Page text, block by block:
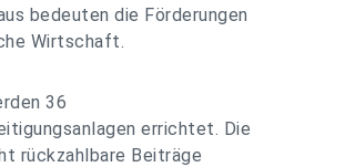
bedeuten die Förderungen
Wirtschaft.
36
errichtet. Die
rückzahlbare Beiträge